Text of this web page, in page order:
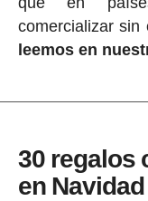
comercializar sin
leemos en
30 regalos
en